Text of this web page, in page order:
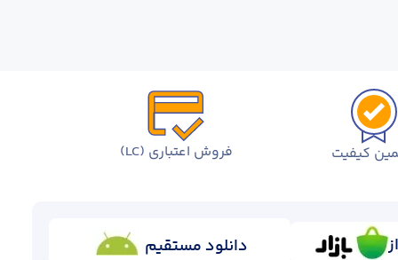
کیفیت فروش اعتباری (LC)
دانلود مستقیم